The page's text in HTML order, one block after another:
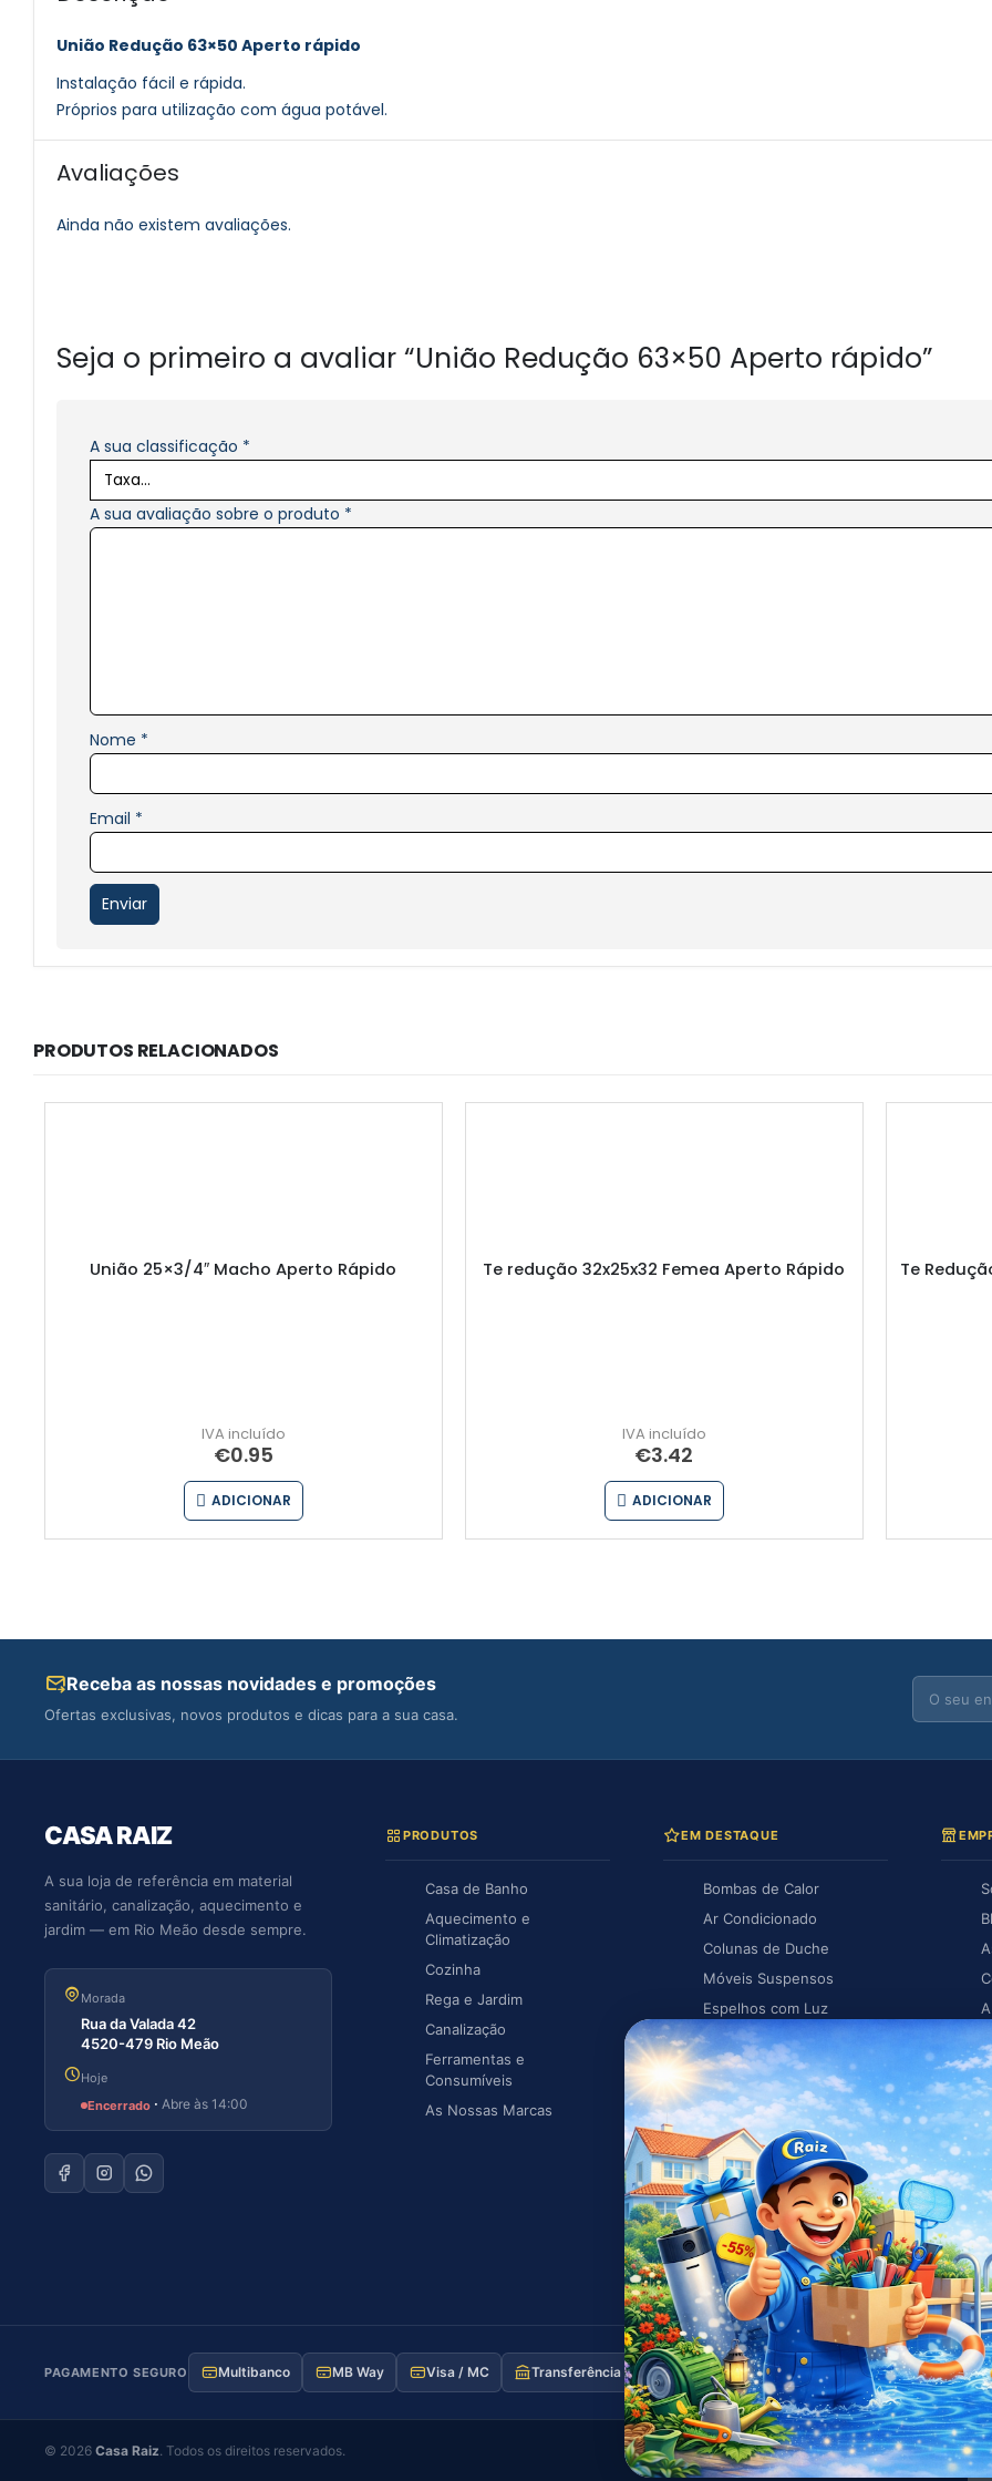
União Redução 63×50 Aperto rápido
Instalação fácil e rápida.
Próprios para utilização com água potável.
Avaliações
Ainda não existem avaliações.
Seja o primeiro a avaliar “União Redução 63×50 Aperto rápido”
A sua classificação *
A sua avaliação sobre o produto *
Nome *
Email *
PRODUTOS RELACIONADOS
União 25×3/4″ Macho Aperto Rápido
€0.95
ADICIONAR
Te redução 32x25x32 Femea Aperto Rápido
€3.42
ADICIONAR
Te
Receba as nossas novidades e promoções
Ofertas exclusivas, novos produtos e dicas para a sua casa.
CASA RAIZ
A sua loja de referência em material
sanitário, canalização, aquecimento e
jardim — em Rio Meão desde sempre.
Morada
Rua da Valada 42
4520-479 Rio Meão
Hoje
Encerrado · Abre às 14:00
PRODUTOS
Casa de Banho
Aquecimento e
Climatização
Cozinha
Rega e Jardim
Canalização
Ferramentas e
Consumíveis
As Nossas Marcas
EM DESTAQUE
Bombas de Calor
Ar Condicionado
Colunas de Duche
Móveis Suspensos
Espelhos com Luz
Piscina
Caldeiras
PAGAMENTO SEGURO Multibanco MB Way Visa / MC Transferência
© 2026 Casa Raiz. Todos os direitos reservados.